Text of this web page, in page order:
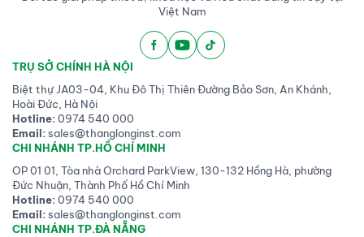
Việt Nam
TRỤ SỞ CHÍNH HÀ NỘI
Biệt thự JA03-04, Khu Đô Thị Thiên Đường Bảo Sơn, An Khánh,
Hoài Đức, Hà Nội
Hotline:0974 540 000
Email:sales@thanglonginst.com
CHI NHÁNH TP.HỒ CHÍ MINH
OP 01 01, Tòa nhà Orchard ParkView, 130-132 Hồng Hà, phường
Đức Nhuận, Thành Phố Hồ Chí Minh
Hotline:0974 540 000
Email:sales@thanglonginst.com
CHI NHÁNH TP.ĐÀ NẴNG